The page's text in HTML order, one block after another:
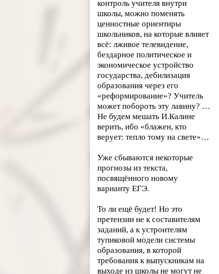
контроль учителя внутри
школы, можно поменять
ценностные ориентиры
школьников, на которые влияет
всё: лживое телевидение,
бездарное политическое и
экономическое устройство
государства, дебилизация
образования через его
«реформирование»? Учитель
может побороть эту лавину? …
Не будем мешать И.Калине
верить, ибо «блажен, кто
верует: тепло тому на свете»…
Уже сбываются некоторые
прогнозы из текста,
посвящённого новому
варианту ЕГЭ.
То ли ещё будет! Но это
претензии не к составителям
заданий, а к устроителям
тупиковой модели системы
образования, в которой
требования к выпускникам на
выходе из школы не могут не